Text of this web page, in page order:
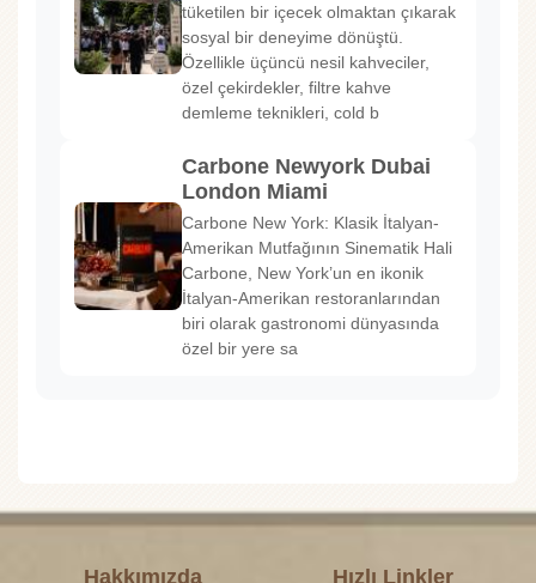
tüketilen bir içecek olmaktan çıkarak
sosyal bir deneyime dönüştü.
Özellikle üçüncü nesil kahveciler,
özel çekirdekler, filtre kahve
demleme teknikleri, cold b
Carbone Newyork Dubai
London Miami
Carbone New York: Klasik İtalyan-
Amerikan Mutfağının Sinematik Hali
Carbone, New York’un en ikonik
İtalyan-Amerikan restoranlarından
biri olarak gastronomi dünyasında
özel bir yere sa
Hakkımızda Hızlı Linkler